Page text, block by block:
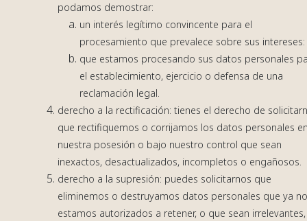
podamos demostrar:
un interés legítimo convincente para el
procesamiento que prevalece sobre sus
que estamos procesando sus datos personales
el establecimiento, ejercicio o defensa de una
reclamación legal.
derecho a la rectificación: tienes el derecho de
que rectifiquemos o corrijamos los datos personales
nuestra posesión o bajo nuestro control que sean
inexactos, desactualizados, incompletos o engañosos.
derecho a la supresión: puedes solicitarnos que
eliminemos o destruyamos datos personales que ya
estamos autorizados a retener, o que sean irrelevantes,